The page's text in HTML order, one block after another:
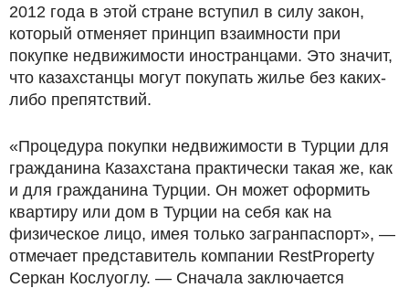
2012 года в этой стране вступил в силу закон,
который отменяет принцип взаимности при
покупке недвижимости иностранцами. Это значит,
что казахстанцы могут покупать жилье без каких-
либо препятствий.
«Процедура покупки недвижимости в Турции для
гражданина Казахстана практически такая же, как
и для гражданина Турции. Он может оформить
квартиру или дом в Турции на себя как на
физическое лицо, имея только загранпаспорт», —
отмечает представитель компании RestProperty
Серкан Кослуоглу. — Сначала заключается